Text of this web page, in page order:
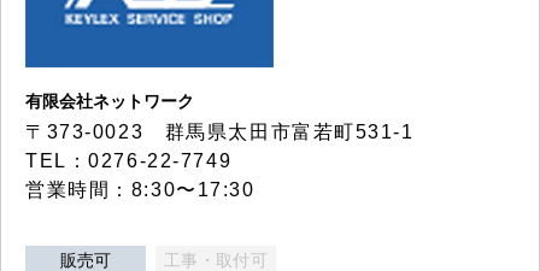
有限会社ネットワーク
〒373-0023 群馬県太田市富若町531-1
TEL：0276-22-7749
営業時間：8:30〜17:30
販売可 工事・取付可